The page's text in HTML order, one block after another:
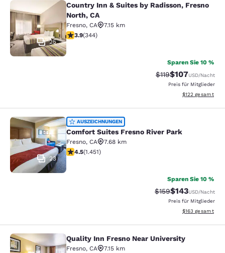
Country Inn & Suites by Radisson,
25
Country Inn & Suites by Radisson, Fresno
North, CA
Fresno, CA
7.15 km
3.92-Sterne-Bewertung. Gut. 344 Bewertungen
3.9(344)
Sparen Sie 10 %
Durchgestrichener
$119Vergünstigter
$107USD/Nacht
Preis für Mitglieder
Geschätzte
$122 gesamt
Comfort Suites Fresno River Park
23
AUSZEICHNUNGEN
Comfort Suites Fresno River Park
Fresno, CA
7.68 km
4.47-Sterne-Bewertung. Hervorragend. 1451
4.5(1.451)
Sparen Sie 10 %
Durchgestrichener
$159Vergünstigter
$143USD/Nacht
Preis für Mitglieder
Geschätzte
$163 gesamt
Quality Inn Fresno Near University
Quality Inn Fresno Near University
Fresno, CA
7.15 km